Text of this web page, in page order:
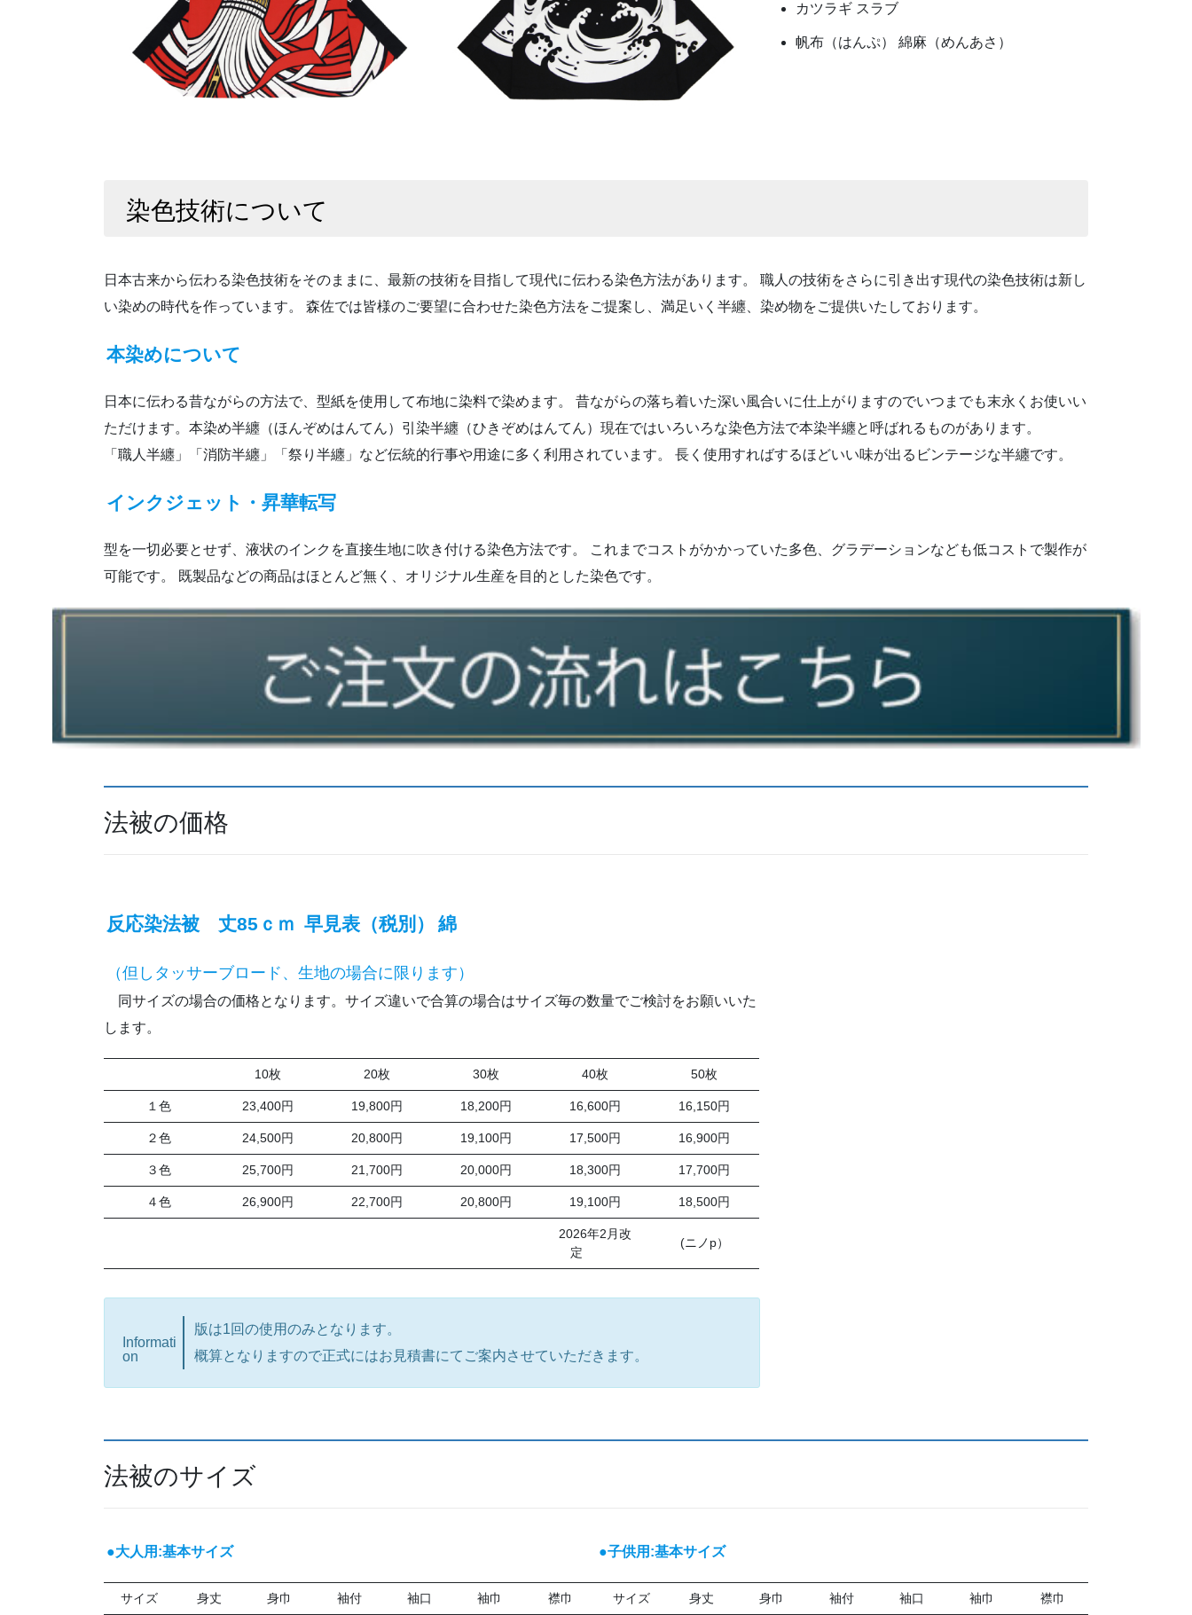
カツラギ スラブ
帆布（はんぷ） 綿麻（めんあさ）
染色技術について
日本古来から伝わる染色技術をそのままに、最新の技術を目指して現代に伝わる染色方法があります。 職人の技術をさらに引き出す現代の染色技術は新し
い染めの時代を作っています。 森佐では皆様のご要望に合わせた染色方法をご提案し、満足いく半纏、染め物をご提供いたしております。
本染めについて
日本に伝わる昔ながらの方法で、型紙を使用して布地に染料で染めます。 昔ながらの落ち着いた深い風合いに仕上がりますのでいつまでも末永くお使いい
ただけます。本染め半纏（ほんぞめはんてん）引染半纏（ひきぞめはんてん）現在ではいろいろな染色方法で本染半纏と呼ばれるものがあります。
「職人半纏」「消防半纏」「祭り半纏」など伝統的行事や用途に多く利用されています。 長く使用すればするほどいい味が出るビンテージな半纏です。
インクジェット・昇華転写
型を一切必要とせず、液状のインクを直接生地に吹き付ける染色方法です。 これまでコストがかかっていた多色、グラデーションなども低コストで製作が
可能です。 既製品などの商品はほとんど無く、オリジナル生産を目的とした染色です。
法被の価格
反応染法被 丈85ｃｍ 早見表（税別） 綿
（但しタッサーブロード、生地の場合に限ります）
同サイズの場合の価格となります。サイズ違いで合算の場合はサイズ毎の数量でご検討をお願いいた
します。
10枚 20枚 30枚 40枚 50枚
１色 23,400円 19,800円 18,200円 16,600円 16,150円
２色 24,500円 20,800円 19,100円 17,500円 16,900円
３色 25,700円 21,700円 20,000円 18,300円 17,700円
４色 26,900円 22,700円 20,800円 19,100円 18,500円
2026年2月改
定
(ニノp）
Informati
on
版は1回の使用のみとなります。
概算となりますので正式にはお見積書にてご案内させていただきます。
法被のサイズ
●大人用:基本サイズ
サイズ 身丈 身巾 袖付 袖口 袖巾 襟巾
●子供用:基本サイズ
サイズ 身丈 身巾 袖付 袖口 袖巾 襟巾